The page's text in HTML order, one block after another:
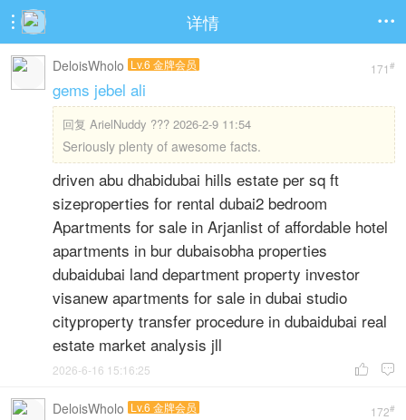
 详情 
171 #
DeloisWholo Lv.6 金牌会员
gems jebel ali
回复 ArielNuddy ??? 2026-2-9 11:54
Seriously plenty of awesome facts.
driven abu dhabidubai hills estate per sq ft
sizeproperties for rental dubai2 bedroom
Apartments for sale in Arjanlist of affordable hotel
apartments in bur dubaisobha properties
dubaidubai land department property investor
visanew apartments for sale in dubai studio
cityproperty transfer procedure in dubaidubai real
estate market analysis jll
 
2026-6-16 15:16:25
172#
DeloisWholo Lv.6 金牌会员